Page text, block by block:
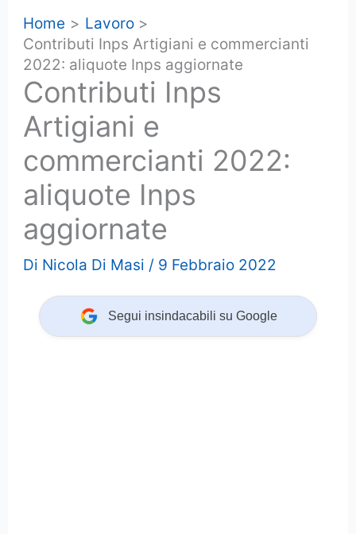
Home
Lavoro
Contributi Inps Artigiani e commercianti
2022: aliquote Inps aggiornate
Contributi Inps
Artigiani e
commercianti 2022:
aliquote Inps
aggiornate
Di Nicola Di Masi / 9 Febbraio 2022
Segui insindacabili su Google